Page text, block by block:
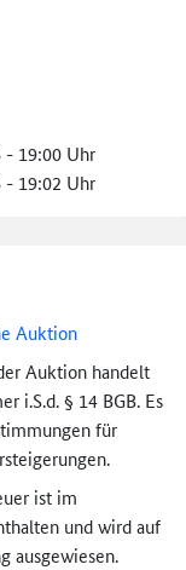
- 19:00 Uhr
- 19:02 Uhr
Auktion
Auktion handelt
i.S.d. § 14 BGB. Es
für
ist im
und wird auf
ausgewiesen.